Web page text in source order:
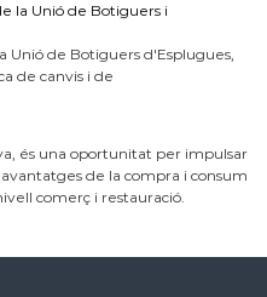
la Unió de Botiguers i
Unió de Botiguers d'Esplugues,
de canvis i de
és una oportunitat per impulsar
avantatges de la compra i consum
comerç i restauració.